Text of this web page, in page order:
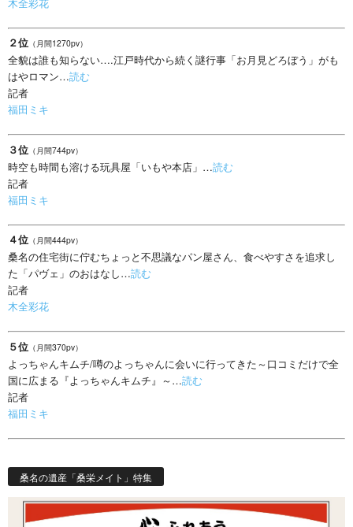
２位 （月間1270pv）
全貌は誰も知らない….江戸時代から続く謎行事「お月見どろぼう」がも
はやロマン…読む
記者
福田ミキ
３位 （月間744pv）
時空も時間も溶ける玩具屋「いもや本店」…読む
記者
福田ミキ
４位 （月間444pv）
桑名の住宅街に佇むちょっと不思議なパン屋さん、食べやすさを追求し
た「パヴェ」のおはなし…読む
記者
木全彩花
５位 （月間370pv）
よっちゃんキムチ/噂のよっちゃんに会いに行ってきた～口コミだけで全
国に広まる『よっちゃんキムチ』～…読む
記者
福田ミキ
桑名の遺産「桑栄メイト」特集